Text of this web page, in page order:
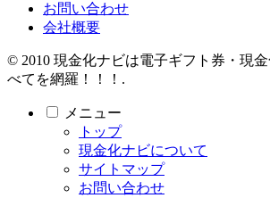
お問い合わせ
会社概要
© 2010 現金化ナビは電子ギフト券・現
べてを網羅！！！.
メニュー
トップ
現金化ナビについて
サイトマップ
お問い合わせ